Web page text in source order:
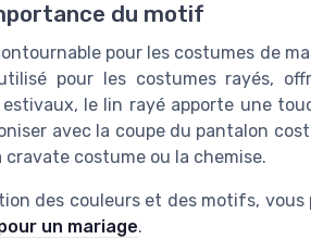
du motif
pour les costumes de
pour les costumes rayés,
estivaux, le lin rayé apporte une
avec la coupe du pantalon
cravate costume ou la chemise.
des couleurs et des motifs,
un mariage.